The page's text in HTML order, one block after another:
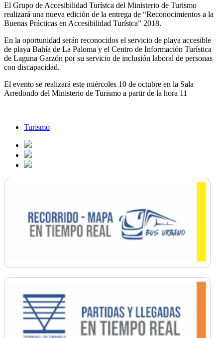
El Grupo de Accesibilidad Turístca del Ministerio de Turismo
realizará una nueva edición de la entrega de “Reconocimientos a la
Buenas Prácticas en Accesibilidad Turístca” 2018.
En la oportunidad serán reconocidos el servicio de playa accesible
de playa Bahía de La Paloma y el Centro de Información Turística
de Laguna Garzón por su servicio de inclusión laboral de personas
con discapacidad.
El evento se realizará este miércoles 10 de octubre en la Sala
Arredondo del Ministerio de Turismo a partir de la hora 11
Turismo